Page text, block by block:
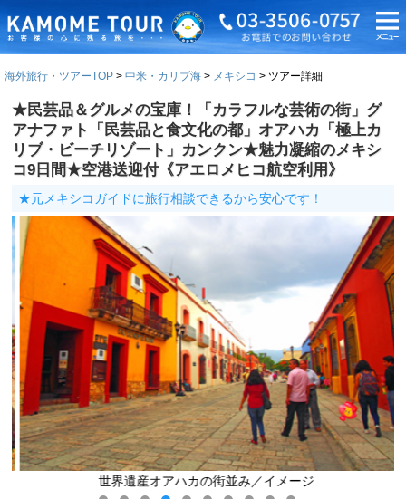
海外旅行・ツアーTOP 中米・カリブ海 メキシコ ツアー詳細
★民芸品＆グルメの宝庫！「カラフルな芸術の街」グ
アナファト「民芸品と食文化の都」オアハカ「極上カ
リブ・ビーチリゾート」カンクン★魅力凝縮のメキシ
コ9日間★空港送迎付《アエロメヒコ航空利用》
★元メキシコガイドに旅行相談できるから安心です！
世界遺産オアハカの街並み／イメージ